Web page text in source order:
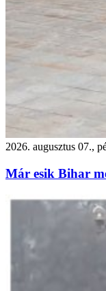
2026. augusztus 07.,
Már esik Bihar